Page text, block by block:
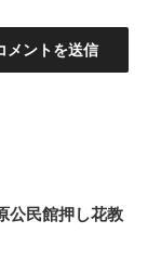
公民館押し花教